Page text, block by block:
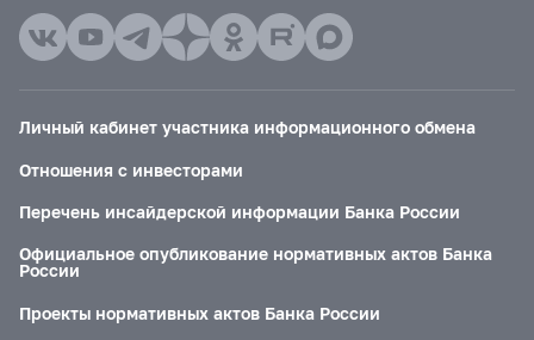
Личный кабинет участника информационного обмена
Отношения с инвесторами
Перечень инсайдерской информации Банка России
Официальное опубликование нормативных актов Банка
России
Проекты нормативных актов Банка России